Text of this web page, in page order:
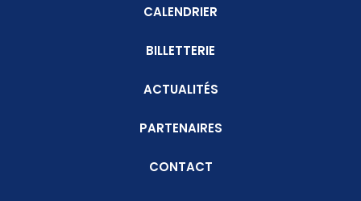
CALENDRIER
BILLETTERIE
ACTUALITÉS
PARTENAIRES
CONTACT